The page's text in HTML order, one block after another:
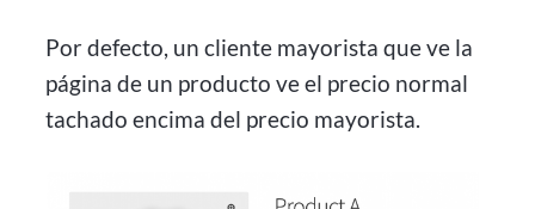
Por defecto, un cliente mayorista que ve la
página de un producto ve el precio normal
tachado encima del precio mayorista.